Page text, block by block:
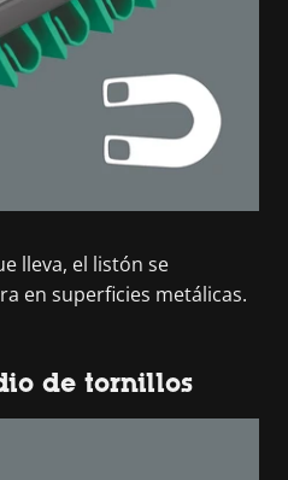
lleva, el listón se
en superficies metálicas.
de tornillos